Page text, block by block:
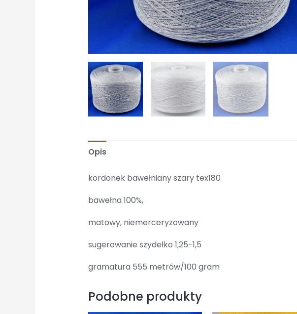
Opis
kordonek bawełniany szary tex180
bawełna 100%,
matowy, niemerceryzowany
sugerowanie szydełko 1,25-1,5
gramatura 555 metrów/100 gram
Podobne produkty